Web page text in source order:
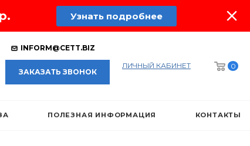
Узнать подробнее
INFORM@CETT.BIZ
ЗАКАЗАТЬ ЗВОНОК
ЛИЧНЫЙ КАБИНЕТ 0
ПОЛЕЗНАЯ ИНФОРМАЦИЯ КОНТАКТЫ